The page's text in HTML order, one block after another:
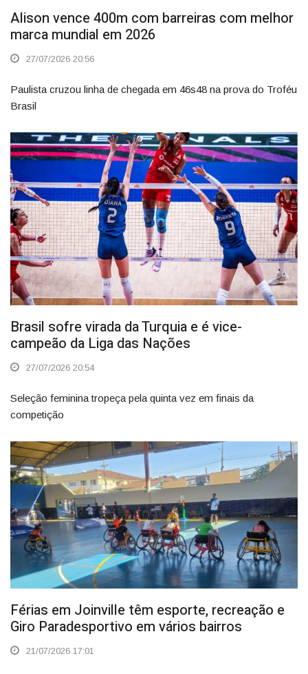
Alison vence 400m com barreiras com melhor
marca mundial em 2026
27/07/2026 20:56
Paulista cruzou linha de chegada em 46s48 na prova do Troféu
Brasil
Brasil sofre virada da Turquia e é vice-
campeão da Liga das Nações
27/07/2026 20:54
Seleção feminina tropeça pela quinta vez em finais da
competição
Férias em Joinville têm esporte, recreação e
Giro Paradesportivo em vários bairros
21/07/2026 17:01